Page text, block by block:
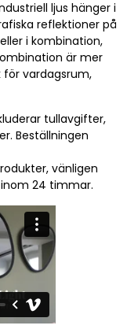
ljus hänger i
reflektioner på
i kombination,
är mer
för vardagsrum,
tullavgifter,
Beställningen
vänligen
24 timmar.